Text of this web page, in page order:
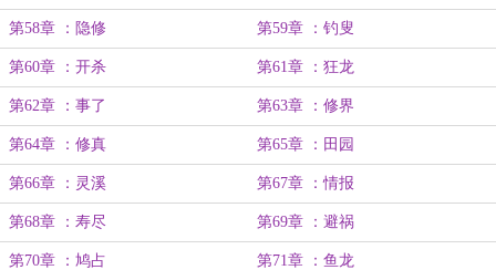
第58章 ：隐修 第59章 ：钓叟
第60章 ：开杀 第61章 ：狂龙
第62章 ：事了 第63章 ：修界
第64章 ：修真 第65章 ：田园
第66章 ：灵溪 第67章 ：情报
第68章 ：寿尽 第69章 ：避祸
第70章 ：鸠占 第71章 ：鱼龙